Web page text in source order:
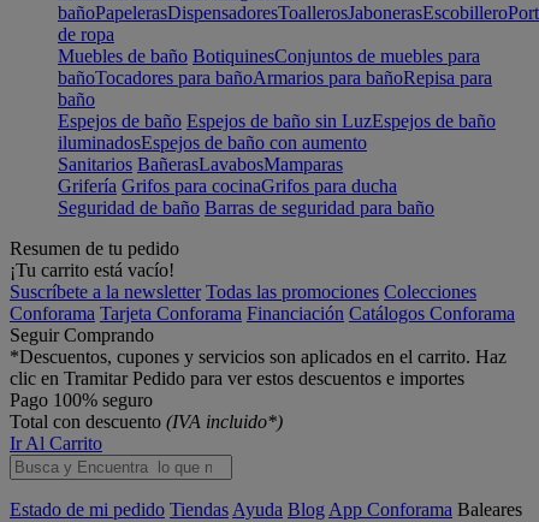
bañoPapelerasDispensadoresToallerosJabonerasEscobillero
de ropa
Muebles de baño BotiquinesConjuntos de muebles para
bañoTocadores para bañoArmarios para bañoRepisa para
baño
Espejos de baño Espejos de baño sin LuzEspejos de baño
iluminadosEspejos de baño con aumento
Sanitarios BañerasLavabosMamparas
Grifería Grifos para cocinaGrifos para ducha
Seguridad de baño Barras de seguridad para baño
Resumen de tu pedido
¡Tu carrito está vacío!
Suscríbete a la newsletter Todas las promociones Colecciones
Conforama Tarjeta Conforama Financiación Catálogos Conforama
Seguir Comprando
*Descuentos, cupones y servicios son aplicados en el carrito. Haz
clic en Tramitar Pedido para ver estos descuentos e importes
Pago 100% seguro
Total con descuento (IVA incluido*)
Ir Al Carrito
Estado de mi pedido Tiendas Ayuda Blog App Conforama Baleares